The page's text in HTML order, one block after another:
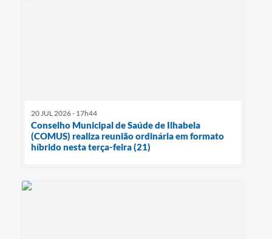
20 JUL 2026 - 17h44
Conselho Municipal de Saúde de Ilhabela
(COMUS) realiza reunião ordinária em formato
híbrido nesta terça-feira (21)